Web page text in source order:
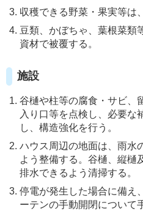
収穫できる野菜・果実等は
豆類、かぼちゃ、葉根菜類
資材で被覆する。
施設
谷樋や柱等の腐食・サビ、
入り口等を点検し、必要な
し、構造強化を行う。
ハウス周辺の地面は、雨水
よう整備する。谷樋、縦樋
排水できるよう清掃する。
停電が発生した場合に備え
ーテンの手動開閉について